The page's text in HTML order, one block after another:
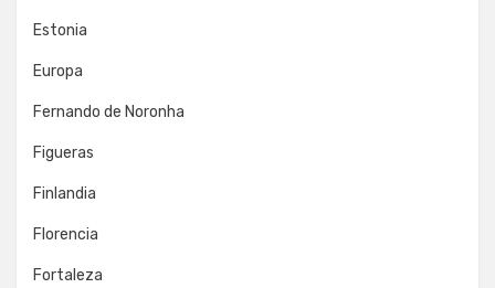
Estonia
Europa
Fernando de Noronha
Figueras
Finlandia
Florencia
Fortaleza